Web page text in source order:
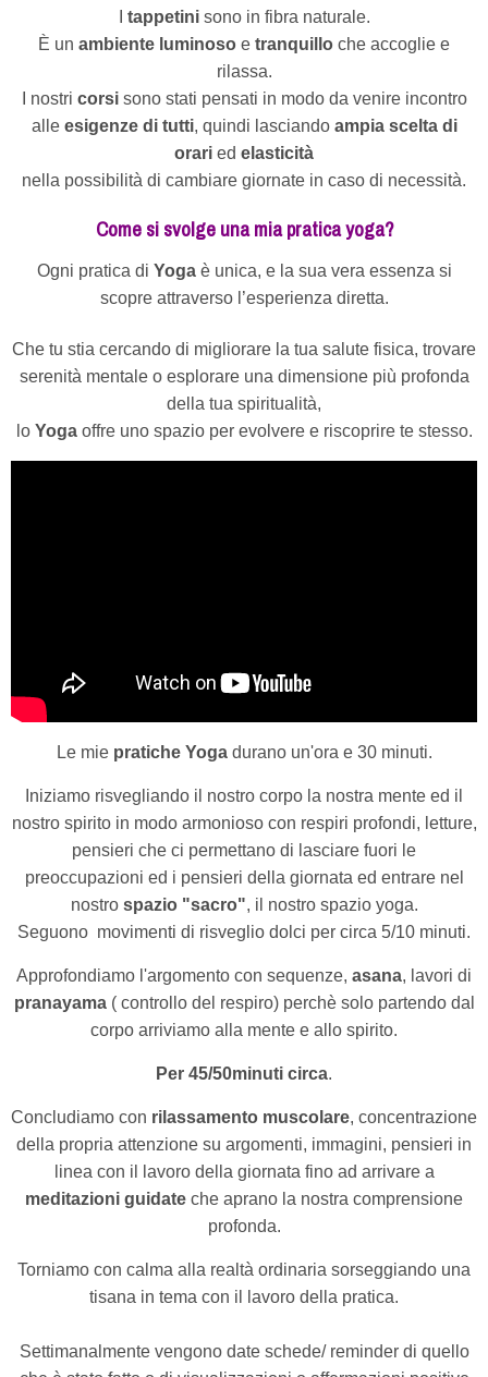
tappetinisono in fibra naturale.
È un ambiente luminoso e tranquillo che accoglie e
rilassa.
I nostri corsi sono stati pensati in modo da venire incontro
alle esigenze di tutti, quindi lasciando ampia scelta di
orari ed elasticità
nella possibilità di cambiare giornate in caso di necessità.
Come si svolge una mia pratica yoga?
Ogni pratica di Yogaè unica, e la sua vera essenza si
scopre attraverso l’esperienza diretta.
Che tu stia cercando di migliorare la tua salute fisica, trovare
serenità mentale o esplorare una dimensione più profonda
della tua spiritualità,
lo Yogaoffre uno spazio per evolvere e riscoprire te stesso.
Le mie pratiche Yogadurano un'ora e 30 minuti.
Iniziamo risvegliando il nostro corpo la nostra mente ed il
nostro spirito in modo armonioso con respiri profondi, letture,
pensieri che ci permettano di lasciare fuori le
preoccupazioni ed i pensieri della giornata ed entrare nel
nostro spazio "sacro", il nostro spazio yoga.
Seguono movimenti di risveglio dolci per circa 5/10 minuti.
Approfondiamo l'argomento con sequenze, asana, lavori di
pranayama( controllo del respiro) perchè solo partendo dal
corpo arriviamo alla mente e allo spirito.
Per 45/50minuti circa.
Concludiamo con rilassamento muscolare, concentrazione
della propria attenzione su argomenti, immagini, pensieri in
linea con il lavoro della giornata fino ad arrivare a
meditazioni guidate che aprano la nostra comprensione
profonda.
Torniamo con calma alla realtà ordinaria sorseggiando una
tisana in tema con il lavoro della pratica.
Settimanalmente vengono date schede/ reminder di quello